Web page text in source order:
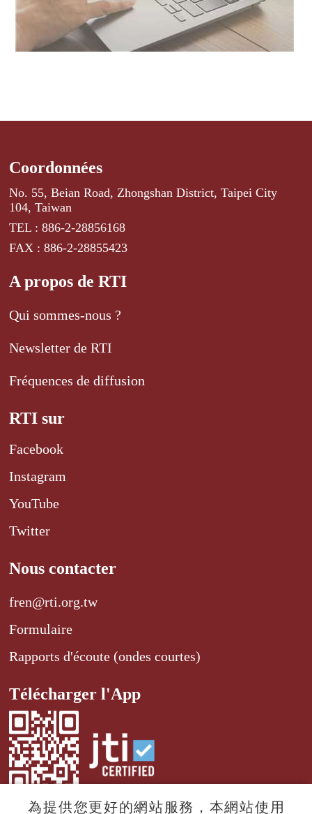
Coordonnées
No. 55, Beian Road, Zhongshan District, Taipei City
104, Taiwan
TEL : 886-2-28856168
FAX : 886-2-28855423
A propos de RTI
Qui sommes-nous ?
Newsletter de RTI
Fréquences de diffusion
RTI sur
Facebook
Instagram
YouTube
Twitter
Nous contacter
fren@rti.org.tw
Formulaire
Rapports d'écoute (ondes courtes)
Télécharger l'App
為提供您更好的網站服務，本網站使用